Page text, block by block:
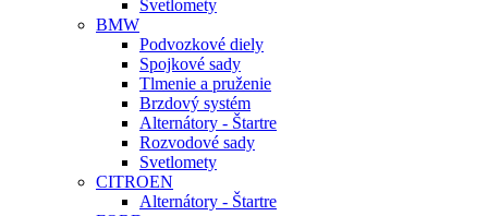
Svetlomety
BMW
Podvozkové diely
Spojkové sady
Tlmenie a pruženie
Brzdový systém
Alternátory - Štartre
Rozvodové sady
Svetlomety
CITROEN
Alternátory - Štartre